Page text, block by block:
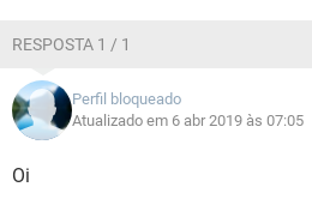
RESPOSTA 1 / 1
Perfil bloqueado
Atualizado em 6 abr 2019 às 07:05
Oi